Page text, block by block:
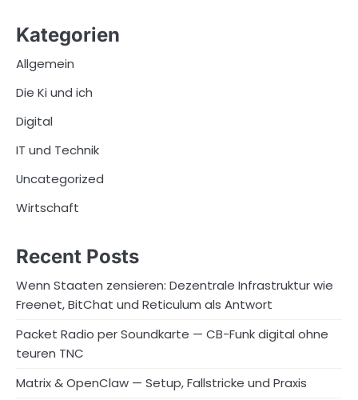
Kategorien
Allgemein
Die Ki und ich
Digital
IT und Technik
Uncategorized
Wirtschaft
Recent Posts
Wenn Staaten zensieren: Dezentrale Infrastruktur wie
Freenet, BitChat und Reticulum als Antwort
Packet Radio per Soundkarte — CB-Funk digital ohne
teuren TNC
Matrix & OpenClaw — Setup, Fallstricke und Praxis